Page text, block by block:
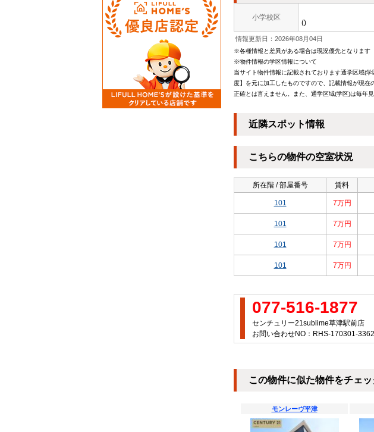
小学校区
()
情報更新日：2026年08月04日
※各種情報と差異がある場合は現況優先となります
※物件情報の学区情報について
当サイト物件情報に記載されております通学区域(
度】を元に加工したものですので、記載情報が現
正確とは言えません。また、通学区域(学区)は毎年
近隣スポット情報
こちらの物件の空室状況
所在階 / 部屋番号 賃料
101 7万円
101 7万円
101 7万円
101 7万円
077-516-1877
センチュリー21sublime草津駅前店
お問い合わせNO：RHS-170301-
この物件に似た物件をチェッ
モンレーヴ平津